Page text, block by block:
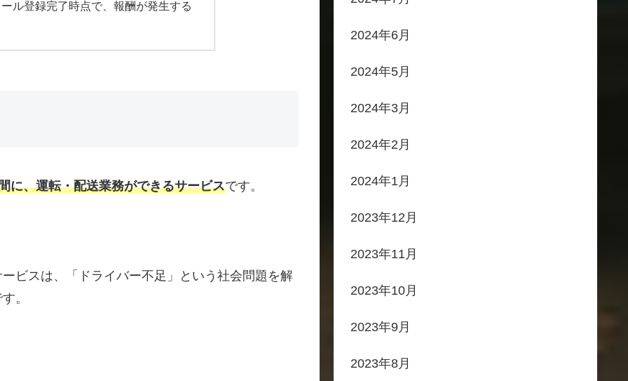
ル登録完了時点で、報酬が発生する
に、運転・配送業務ができるサービスです。
ビスは、「ドライバー不足」という社会問題を解
。
2024年6月
2024年5月
2024年3月
2024年2月
2024年1月
2023年12月
2023年11月
2023年10月
2023年9月
2023年8月